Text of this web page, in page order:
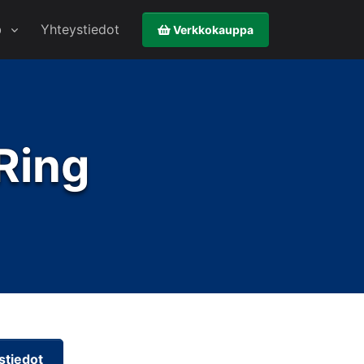
Yhteystiedot Verkkokauppa